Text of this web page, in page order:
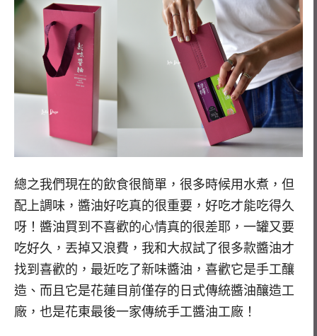
總之我們現在的飲食很簡單，很多時候用水煮，但
配上調味，醬油好吃真的很重要，好吃才能吃得久
呀！醬油買到不喜歡的心情真的很差耶，一罐又要
吃好久，丟掉又浪費，我和大叔試了很多款醬油才
找到喜歡的，最近吃了新味醬油，喜歡它是手工釀
造、而且它是花蓮目前僅存的日式傳統醬油釀造工
廠，也是花東最後一家傳統手工醬油工廠！